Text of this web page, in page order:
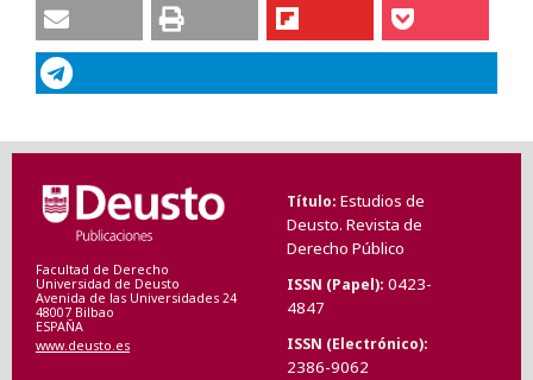
Facultad de Derecho
Universidad de Deusto
Avenida de las Universidades 24
48007 Bilbao
ESPAÑA
www.deusto.es
Título Estudios de
Deusto. Revista de
Derecho Público
ISSN (Papel) 0423-
4847
ISSN (Electrónico)
2386-9062